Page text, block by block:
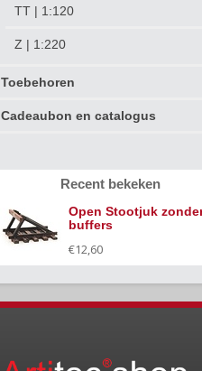
TT | 1:120
Z | 1:220
Toebehoren
Cadeaubon en catalogus
Recent bekeken
Open Stootjuk
buffers
€12,60